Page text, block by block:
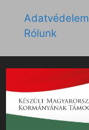
Adatvédelem
Rólunk